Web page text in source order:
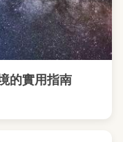
的實用指南